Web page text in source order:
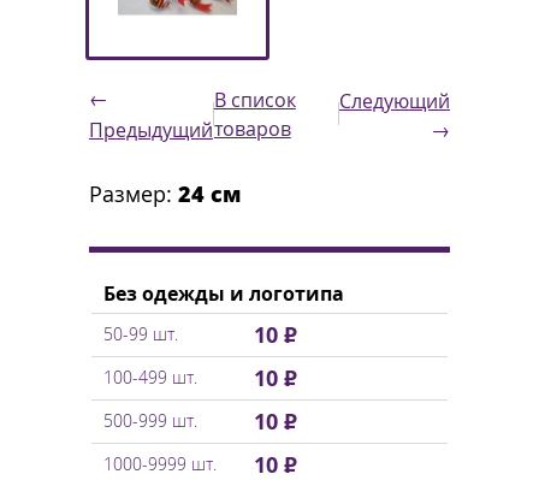
←
Предыдущий
В список
товаров
Следующий
→
Размер: 24 см
Без одежды и логотипа
50-99 шт. 10 ₽
100-499 шт. 10 ₽
500-999 шт. 10 ₽
1000-9999 шт. 10 ₽